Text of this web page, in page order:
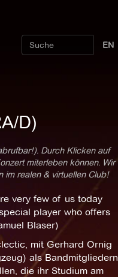
EN
D)
Durch Klicken auf
miterleben können. Wir
im realen & virtuellen Club!
very few of us today
player who offers
Blaser)
mit Gerhard Ornig
als Bandmitgliedern
die ihr Studium am